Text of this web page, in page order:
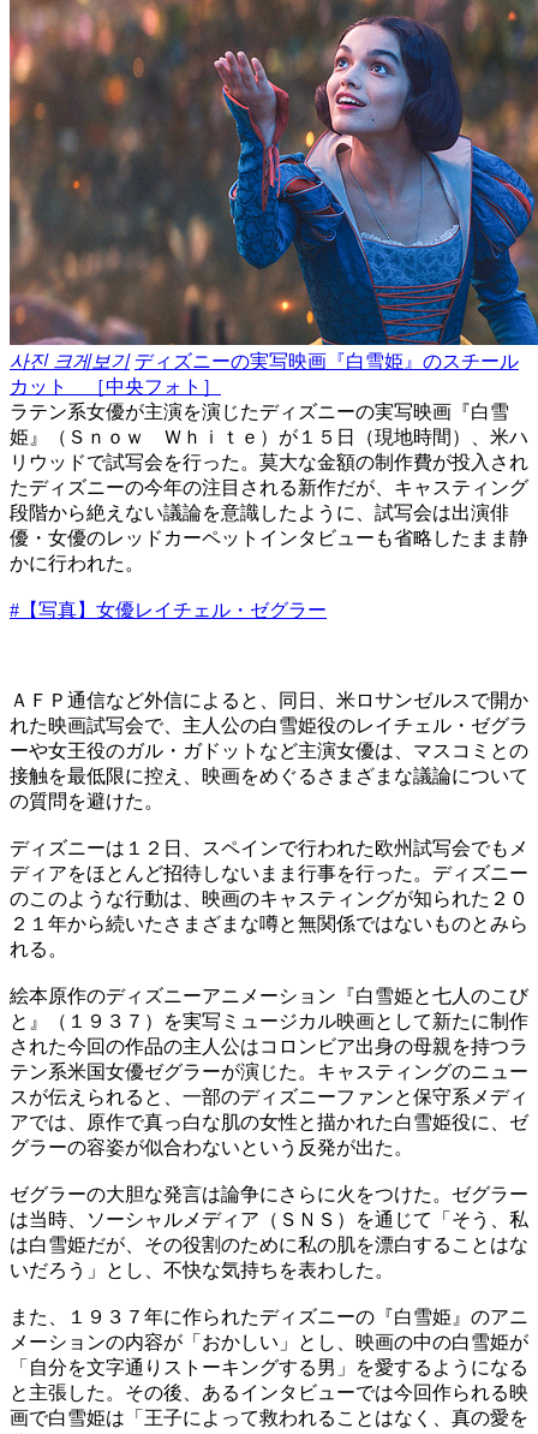
사진 크게보기 ディズニーの実写映画『白雪姫』のスチール
カット ［中央フォト］
ラテン系女優が主演を演じたディズニーの実写映画『白雪
姫』（Ｓｎｏｗ Ｗｈｉｔｅ）が１５日（現地時間）、米ハ
リウッドで試写会を行った。莫大な金額の制作費が投入され
たディズニーの今年の注目される新作だが、キャスティング
段階から絶えない議論を意識したように、試写会は出演俳
優・女優のレッドカーペットインタビューも省略したまま静
かに行われた。
#【写真】女優レイチェル・ゼグラー
ＡＦＰ通信など外信によると、同日、米ロサンゼルスで開か
れた映画試写会で、主人公の白雪姫役のレイチェル・ゼグラ
ーや女王役のガル・ガドットなど主演女優は、マスコミとの
接触を最低限に控え、映画をめぐるさまざまな議論について
の質問を避けた。
ディズニーは１２日、スペインで行われた欧州試写会でもメ
ディアをほとんど招待しないまま行事を行った。ディズニー
のこのような行動は、映画のキャスティングが知られた２０
２１年から続いたさまざまな噂と無関係ではないものとみら
れる。
絵本原作のディズニーアニメーション『白雪姫と七人のこび
と』（１９３７）を実写ミュージカル映画として新たに制作
された今回の作品の主人公はコロンビア出身の母親を持つラ
テン系米国女優ゼグラーが演じた。キャスティングのニュー
スが伝えられると、一部のディズニーファンと保守系メディ
アでは、原作で真っ白な肌の女性と描かれた白雪姫役に、ゼ
グラーの容姿が似合わないという反発が出た。
ゼグラーの大胆な発言は論争にさらに火をつけた。ゼグラー
は当時、ソーシャルメディア（ＳＮＳ）を通じて「そう、私
は白雪姫だが、その役割のために私の肌を漂白することはな
いだろう」とし、不快な気持ちを表わした。
また、１９３７年に作られたディズニーの『白雪姫』のアニ
メーションの内容が「おかしい」とし、映画の中の白雪姫が
「自分を文字通りストーキングする男」を愛するようになる
と主張した。その後、あるインタビューでは今回作られる映
画で白雪姫は「王子によって救われることはなく、真の愛を